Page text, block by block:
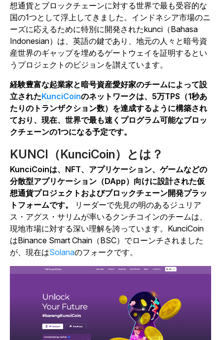
想通貨とブロックチェーンに対する世界で最も受容的な
国の1つとして浮上してきました。インドネシア市場のニ
ーズに応えるために特別に開発されたkunci （Bahasa
Indonesian）は、英語の鍵であり、地元の人々と暗号資
産世界のギャップを埋めるゲートウェイを証明するとい
うプロジェクトのビジョンを讃えています。
経験豊富な起業家と暗号資産愛好家のチームによって設
立されたKunciCoinのネットワークは、5万TPS（1秒あ
たりのトランザクション数）を達成するように構築され
ており、現在、世界で最も速くプログラム可能なブロッ
クチェーンの1つになる予定です。
KUNCI（KunciCoin）とは？
KunciCoinは、NFT、アプリケーション、ゲームなどの
分散型アプリケーション（DApp）向けに設計された仮
想通貨プロジェクトおよびブロックチェーン開発プラッ
トフォームです。
リーダーで先見の明のあるジュリア
ス・アグス・サリムが率いるクンチコインのチームは、
現地市場に対する深い理解を誇っています。KunciCoin
はBinance Smart Chain（BSC）でローンチされました
が、現在はSolanaのフォークです。